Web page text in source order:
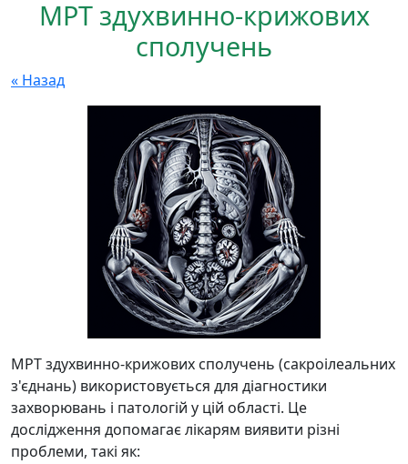
МРТ здухвинно-крижових
сполучень
« Назад
МРТ здухвинно-крижових сполучень (сакроілеальних
з'єднань) використовується для діагностики
захворювань і патологій у цій області. Це
дослідження допомагає лікарям виявити різні
проблеми, такі як: